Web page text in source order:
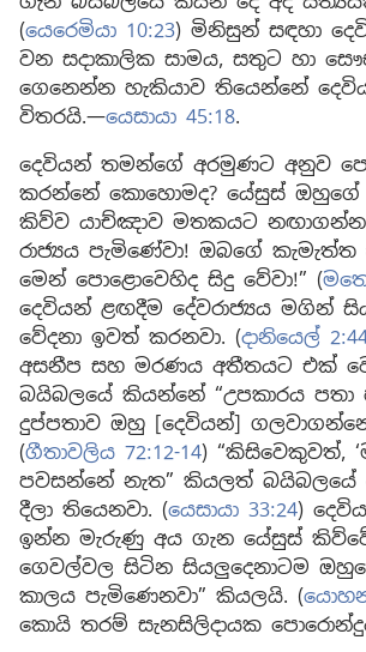
(යෙරෙමියා 10:23) මිනිසුන් සඳහා
වන සදාකාලික සාමය, සතුට හා
ගෙනෙන්න හැකියාව තියෙන්නේ
විතරයි.—යෙසායා 45:18.
දෙවියන් තමන්ගේ අරමුණට අනුව
කරන්නේ කොහොමද? යේසුස්
කිව්ව යාච්ඤාව මතකයට
රාජ්‍යය පැමිණේවා! ඔබගේ
මෙන් පොළොවෙහිද සිදු වේවා!” (
දෙවියන් ළඟදීම දේවරාජ්‍යය මගින්
වේදනා ඉවත් කරනවා. (දානියෙල්
අසනීප සහ මරණය අතීතයට එක්
බයිබලයේ කියන්නේ “උපකාරය
දුප්පතාව ඔහු [දෙවියන්]
(ගීතාවලිය 72:12-14) “කිසිවෙකුවත්,
පවසන්නේ නැත” කියලත්
දීලා තියෙනවා. (යෙසායා 33:24)
ඉන්න මැරුණු අය ගැන යේසුස්
ගෙවල්වල සිටින සියලුදෙනාටම
කාලය පැමිණෙනවා” කියලයි. (යොහන්
කොයි තරම් සැනසිලිදායක